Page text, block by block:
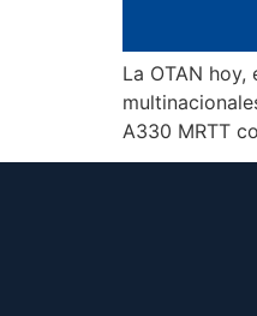
La OTAN
A330 MRTT